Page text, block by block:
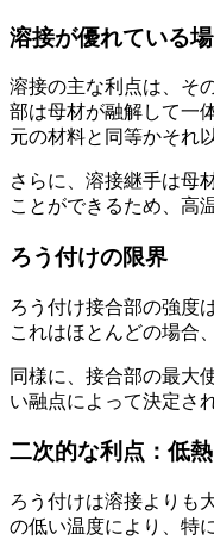
溶接が優れている
溶接の主な利点は、そ
部は母材が融解して一
元の材料と同等かそれ
さらに、溶接継手は母
ことができるため、高
ろう付けの限界
ろう付け接合部の強度は
これはほとんどの場合
同様に、接合部の最大
い融点によって決定さ
二次的な利点：低
ろう付けは溶接よりも
の低い温度により、特